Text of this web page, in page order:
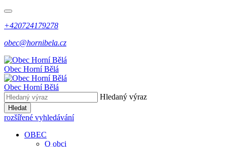
+420724179278
obec@hornibela.cz
Obec HorníBělá
Obec HorníBělá
Hledaný výraz
Hledat
rozšířené vyhledávání
OBEC
O obci